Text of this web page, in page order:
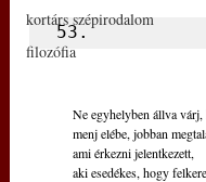
kortárs szépirodalom
filozófia
53.
Ne egyhelyben állva várj,
menj elébe, jobban
ami érkezni jelentkezett,
aki esedékes, hogy